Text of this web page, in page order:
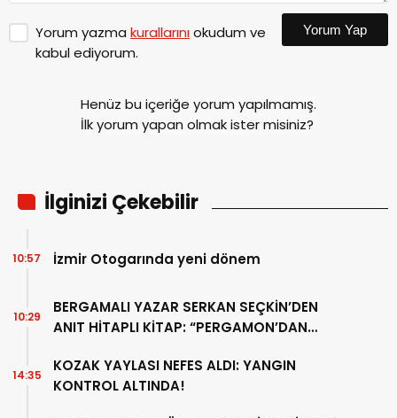
Yorum yazma kurallarınıokudum ve
kabul ediyorum.
Yorum Yap
Henüz bu içeriğe yorum yapılmamış.
İlk yorum yapan olmak ister misiniz?
İlginizi Çekebilir
İzmir Otogarında yeni dönem
10:57
BERGAMALI YAZAR SERKAN SEÇKİN’DEN
ANIT HİTAPLI KİTAP: “PERGAMON’DAN
10:29
KOZAK YAYLASI NEFES ALDI: YANGIN
KONTROL ALTINDA!
14:35